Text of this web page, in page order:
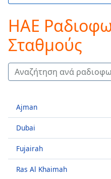
Play
Backward
Forward
Current
Time0:00
Loaded:
Stream
TypeLIVE
currently
ΗΑΕ
Σταθμούς
Ajman
Dubai
Fujairah
Ras Al Khaimah